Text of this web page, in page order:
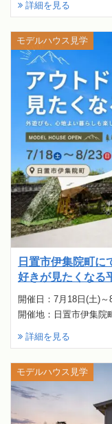
詳細を見る
日置市伊集院町に
好きが見たくなる
開催日：7月18日(土)～
開催地：日置市伊集院
詳細を見る
モデルハウス見学
モデルハウス見学